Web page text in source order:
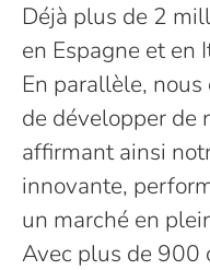
Déjà plus de 2
en Espagne et en
En parallèle,
de développer de
affirmant ainsi
innovante,
un marché en
Avec plus de 900